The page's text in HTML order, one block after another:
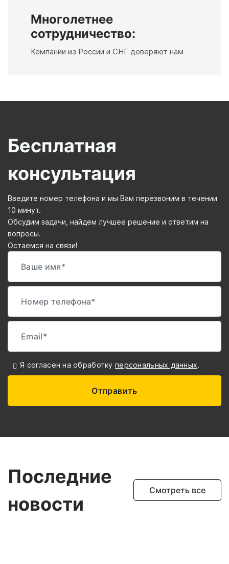
Многолетнее
сотрудничество:
Компании из России и СНГ доверяют нам
Бесплатная
консультация
Введите номер телефона и мы Вам перезвоним в течении
10 минут.
Обсудим задачи, найдем лучшее решение и ответим на
вопросы.
Остаемся на связи!
Я согласен на обработку персональных данных.
Отправить
Последние
новости
Смотреть все